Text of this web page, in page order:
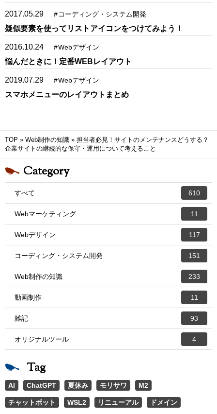
2017.05.29 #コーディング・システム開発
疑似要素を使ってリストアイコンをつけてみよう！
2016.10.24 #Webデザイン
悩んだときに！定番WEBレイアウト
2019.07.29 #Webデザイン
スマホメニューのレイアウトまとめ
TOP » Web制作の知識 » 担当者必見！サイトのメンテナンスどうする？
企業サイトの継続的な保守・運用について考えること
Category
すべて 610
Webマーケティング 11
Webデザイン 117
コーディング・システム開発 151
Web制作の知識 233
動画制作 11
雑記 93
オリジナルツール 4
Tag
AI ChatGPT 夏休み モリサワ M2
チャットボット WSL2 リニューアル ドメイン